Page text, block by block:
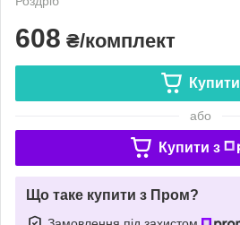
608 ₴/комплект
Купити
або
Купити з
Що таке купити з Пром?